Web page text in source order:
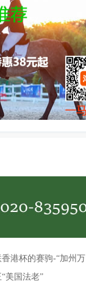
香港杯的赛驹-“加州万
美国法老”